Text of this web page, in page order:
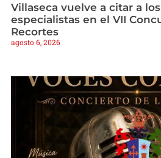
Villaseca vuelve a citar a
especialistas en el VII
Recortes
agosto 6, 2026